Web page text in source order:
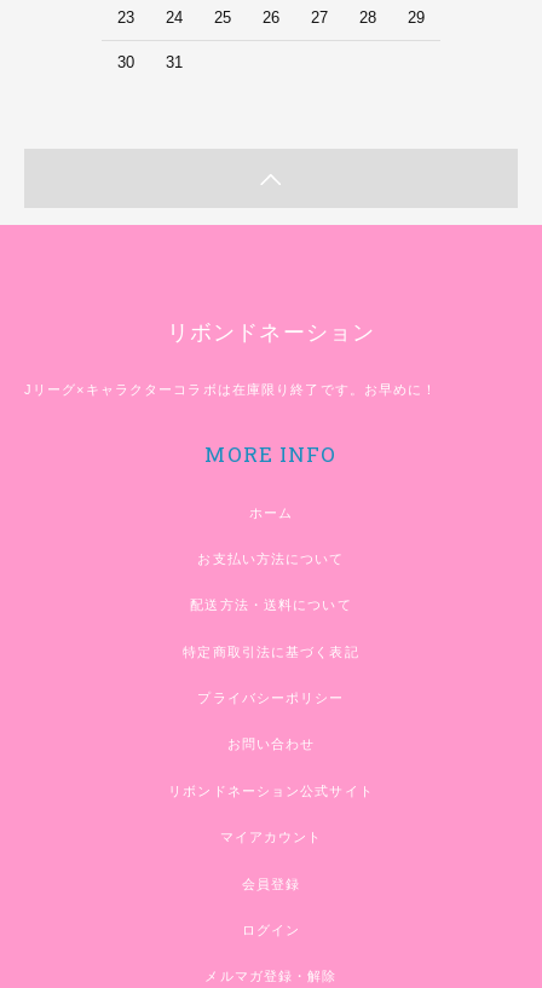
23 24 25 26 27 28 29
30 31
リボンドネーション
Jリーグ×キャラクターコラボは在庫限り終了です。お早めに！
MORE INFO
ホーム
お支払い方法について
配送方法・送料について
特定商取引法に基づく表記
プライバシーポリシー
お問い合わせ
リボンドネーション公式サイト
マイアカウント
会員登録
ログイン
メルマガ登録・解除